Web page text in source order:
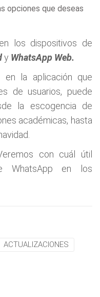
opciones que deseas
los dispositivos de
y WhatsApp Web.
en la aplicación que
de usuarios, puede
la escogencia de
académicas, hasta
con cuál útil
WhatsApp en los
ACTUALIZACIONES